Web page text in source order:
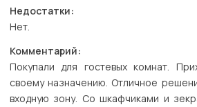
Недостатки:
Нет.
Комментарий:
Покупали для гостевых комнат.
своему назначению. Отличное
входную зону. Со шкафчиками и